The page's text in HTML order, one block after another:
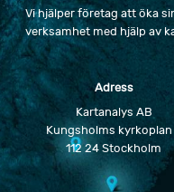
Vi hjälper företag att öka
verksamhet med hjälp av
Adress
Kartanalys AB
Kungsholms kyrkoplan
112 24 Stockholm